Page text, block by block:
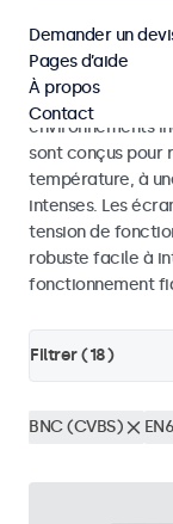
Moniteurs et
Découvrez nos
conçus pour des
environnements
sont conçus pour
température, à
intenses. Les
tension de
robuste facile à
fonctionnement
Filtrer (18)
BNC (CVBS)
Demander un
Pages d’aide
À propos
Contact